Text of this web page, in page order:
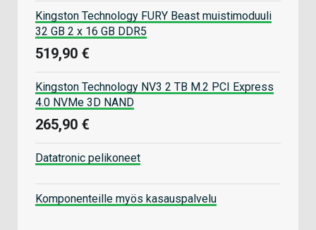
Kingston Technology FURY Beast muistimoduuli
32 GB 2 x 16 GB DDR5
519,90 €
Kingston Technology NV3 2 TB M.2 PCI Express
4.0 NVMe 3D NAND
265,90 €
Datatronic pelikoneet
Komponenteille myös kasauspalvelu